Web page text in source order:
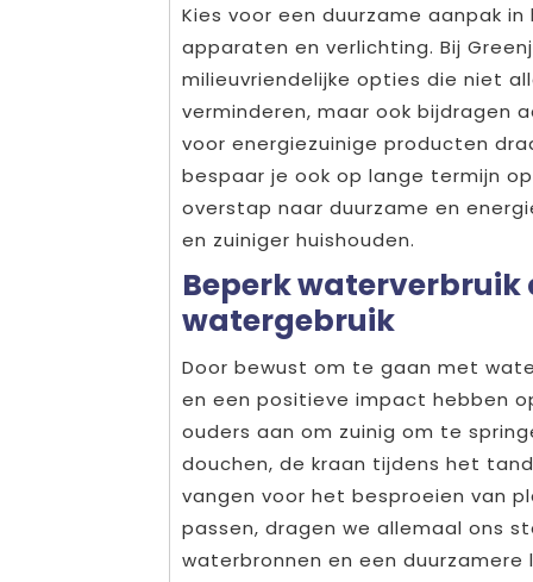
Kies voor een duurzame aanpak
apparaten en verlichting. Bij
milieuvriendelijke opties die niet
verminderen, maar ook bijdragen
voor energiezuinige producten
bespaar je ook op lange termijn
overstap naar duurzame en
en zuiniger huishouden.
Beperk waterverbruik
watergebruik
Door bewust om te gaan met
en een positieve impact hebben
ouders aan om zuinig om te
douchen, de kraan tijdens het
vangen voor het besproeien van
passen, dragen we allemaal ons
waterbronnen en een duurzamere